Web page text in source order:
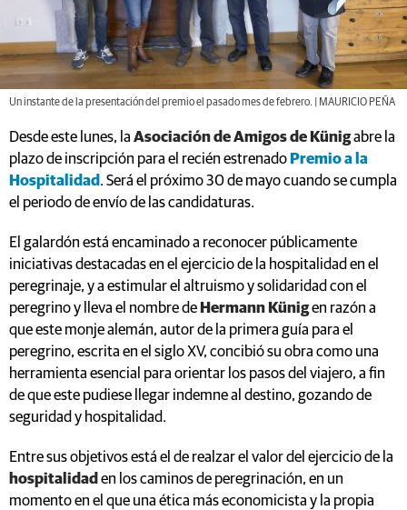
Un instante de la presentación del premio el pasado mes de febrero. | MAURICIO PEÑA
Desde este lunes, la Asociación de Amigos de Künigabre la
plazo de inscripción para el recién estrenado Premio a la
Hospitalidad . Será el próximo 30 de mayo cuando se cumpla
el periodo de envío de las candidaturas.
El galardón está encaminado a reconocer públicamente
iniciativas destacadas en el ejercicio de la hospitalidad en el
peregrinaje, y a estimular el altruismo y solidaridad con el
peregrino y lleva el nombre de Hermann Künigen razón a
que este monje alemán, autor de la primera guía para el
peregrino, escrita en el siglo XV, concibió su obra como una
herramienta esencial para orientar los pasos del viajero, a fin
de que este pudiese llegar indemne al destino, gozando de
seguridad y hospitalidad.
Entre sus objetivos está el de realzar el valor del ejercicio de la
hospitalidad en los caminos de peregrinación, en un
momento en el que una ética más economicista y la propia